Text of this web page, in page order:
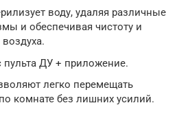
воду, удаляя различные
и обеспечивая чистоту и
пульта ДУ + приложение.
легко перемещать
комнате без лишних усилий.